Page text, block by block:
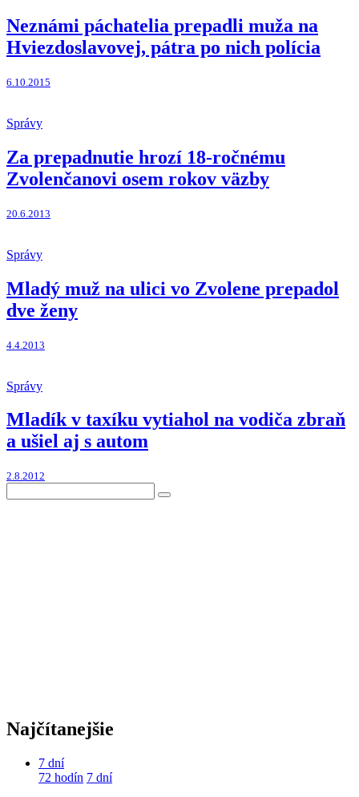
Neznámi páchatelia prepadli muža na
Hviezdoslavovej, pátra po nich polícia
6.10.2015
Správy
Za prepadnutie hrozí 18-ročnému
Zvolenčanovi osem rokov väzby
20.6.2013
Správy
Mladý muž na ulici vo Zvolene prepadol
dve ženy
4.4.2013
Správy
Mladík v taxíku vytiahol na vodiča zbraň
a ušiel aj s autom
2.8.2012
Najčítanejšie
7 dní
72 hodín 7 dní